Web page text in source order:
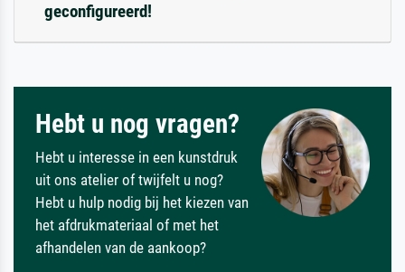
geconfigureerd!
Hebt u nog vragen?
Hebt u interesse in een kunstdruk
uit ons atelier of twijfelt u nog?
Hebt u hulp nodig bij het kiezen van
het afdrukmateriaal of met het
afhandelen van de aankoop?